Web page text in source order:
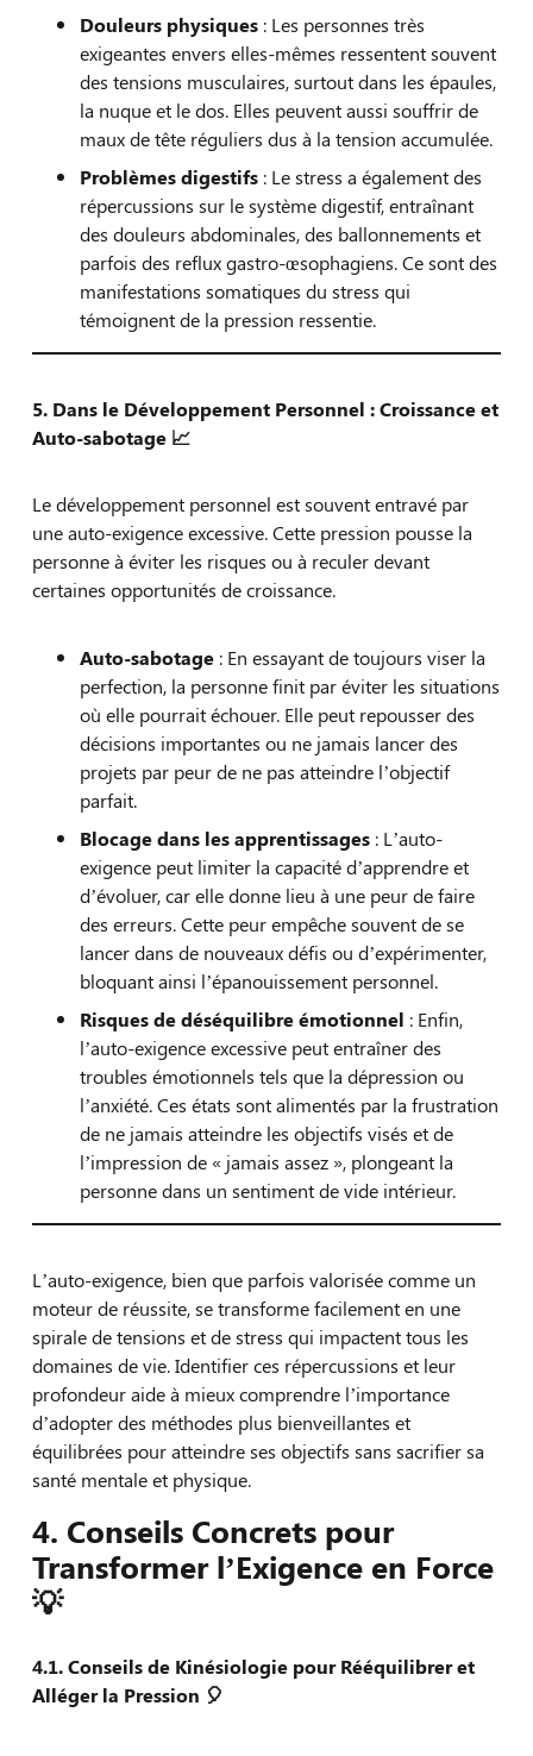
Douleurs physiques : Les personnes très
exigeantes envers elles-mêmes ressentent souvent
des tensions musculaires, surtout dans les épaules,
la nuque et le dos. Elles peuvent aussi souffrir de
maux de tête réguliers dus à la tension accumulée.
Problèmes digestifs : Le stress a également des
répercussions sur le système digestif, entraînant
des douleurs abdominales, des ballonnements et
parfois des reflux gastro-œsophagiens. Ce sont des
manifestations somatiques du stress qui
témoignent de la pression ressentie.
5. Dans le Développement Personnel : Croissance et
Auto-sabotage 📈
Le développement personnel est souvent entravé par
une auto-exigence excessive. Cette pression pousse la
personne à éviter les risques ou à reculer devant
certaines opportunités de croissance.
Auto-sabotage : En essayant de toujours viser la
perfection, la personne finit par éviter les situations
où elle pourrait échouer. Elle peut repousser des
décisions importantes ou ne jamais lancer des
projets par peur de ne pas atteindre l’objectif
parfait.
Blocage dans les apprentissages : L’auto-
exigence peut limiter la capacité d’apprendre et
d’évoluer, car elle donne lieu à une peur de faire
des erreurs. Cette peur empêche souvent de se
lancer dans de nouveaux défis ou d’expérimenter,
bloquant ainsi l’épanouissement personnel.
Risques de déséquilibre émotionnel : Enfin,
l’auto-exigence excessive peut entraîner des
troubles émotionnels tels que la dépression ou
l’anxiété. Ces états sont alimentés par la frustration
de ne jamais atteindre les objectifs visés et de
l’impression de « jamais assez », plongeant la
personne dans un sentiment de vide intérieur.
L’auto-exigence, bien que parfois valorisée comme un
moteur de réussite, se transforme facilement en une
spirale de tensions et de stress qui impactent tous les
domaines de vie. Identifier ces répercussions et leur
profondeur aide à mieux comprendre l’importance
d’adopter des méthodes plus bienveillantes et
équilibrées pour atteindre ses objectifs sans sacrifier sa
santé mentale et physique.
4. Conseils Concrets pour
Transformer l’Exigence en Force
💡
4.1. Conseils de Kinésiologie pour Rééquilibrer et
Alléger la Pression 🎈